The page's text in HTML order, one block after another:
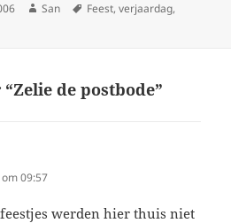
Auteur
San Tags
Feest,verjaardag,
de postbode”
09:57
werden hier thuis niet